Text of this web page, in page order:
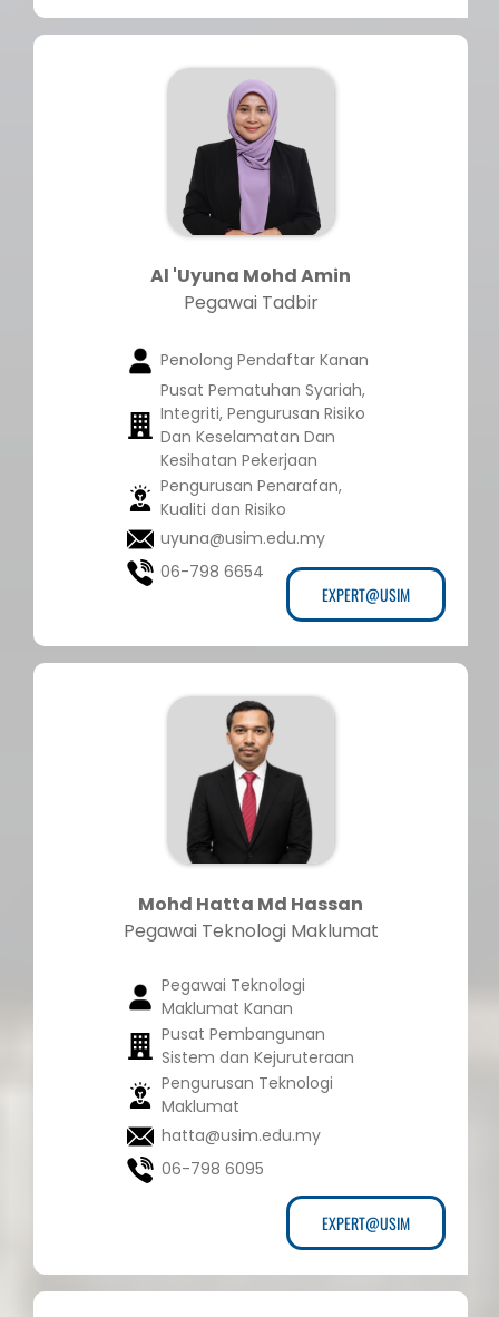
Al 'Uyuna Mohd Amin
Pegawai Tadbir
Penolong Pendaftar Kanan
Pusat Pematuhan Syariah,
Integriti, Pengurusan Risiko
Dan Keselamatan Dan
Kesihatan Pekerjaan
Pengurusan Penarafan,
Kualiti dan Risiko
uyuna@usim.edu.my
06-798 6654
EXPERT@USIM
Mohd Hatta Md Hassan
Pegawai Teknologi Maklumat
Pegawai Teknologi
Maklumat Kanan
Pusat Pembangunan
Sistem dan Kejuruteraan
Pengurusan Teknologi
Maklumat
hatta@usim.edu.my
06-798 6095
EXPERT@USIM